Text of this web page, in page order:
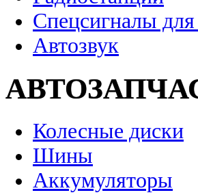
Спецсигналы
Автозвук
Колесные диски
Шины
Аккумуляторы